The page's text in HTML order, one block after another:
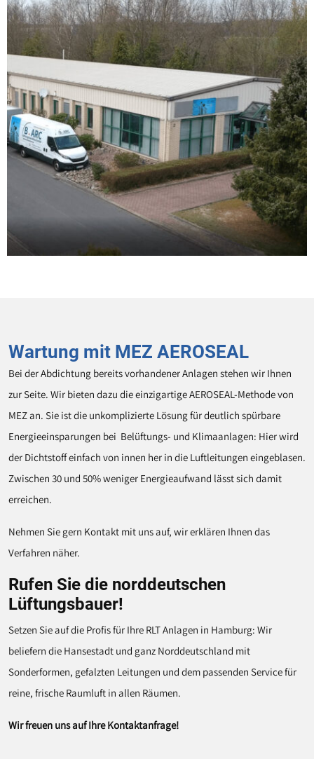
Wartung mit MEZ AEROSEAL
Bei der Abdichtung bereits vorhandener Anlagen stehen wir Ihnen
zur Seite. Wir bieten dazu die einzigartige AEROSEAL-Methode von
MEZ an. Sie ist die unkomplizierte Lösung für deutlich spürbare
Energieeinsparungen bei Belüftungs- und Klimaanlagen: Hier wird
der Dichtstoff einfach von innen her in die Luftleitungen eingeblasen.
Zwischen 30 und 50% weniger Energieaufwand lässt sich damit
erreichen.
Nehmen Sie gern Kontakt mit uns auf, wir erklären Ihnen das
Verfahren näher.
Rufen Sie die norddeutschen
Lüftungsbauer!
Setzen Sie auf die Profis für Ihre RLT Anlagen in Hamburg: Wir
beliefern die Hansestadt und ganz Norddeutschland mit
Sonderformen, gefalzten Leitungen und dem passenden Service für
reine, frische Raumluft in allen Räumen.
Wir freuen uns auf Ihre Kontaktanfrage!